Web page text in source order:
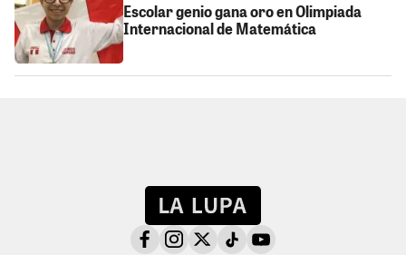
Escolar genio gana oro en Olimpiada
Internacional de Matemática